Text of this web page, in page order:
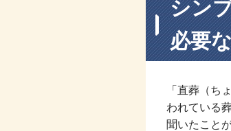
シン
必要
「直葬（ち
われている
聞いたこと